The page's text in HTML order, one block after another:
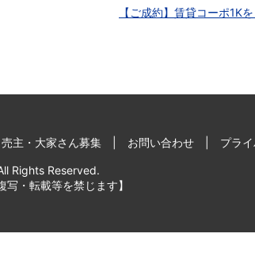
【ご成約】賃貸コーポ1K
売主・大家さん募集 お問い合わせ プラ
Rights Reserved.
写・転載等を禁じます】